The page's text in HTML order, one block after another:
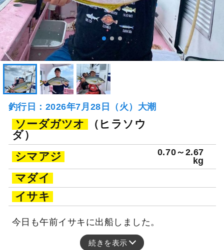
釣行日：2026年7月28日（火）大潮
ソーダガツオ
（ヒラソウ
ダ）
シマアジ
0.70～2.67
kg
マダイ
イサキ
今日も午前イサキに出船しました。
続きを表示